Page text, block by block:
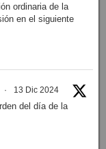
ordinaria de la
en el siguiente
· 13 Dic 2024
del día de la